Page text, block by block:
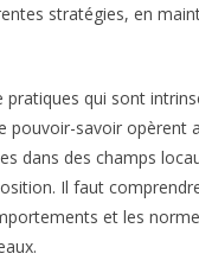
stratégies, en
pratiques qui sont
pouvoir-savoir opèrent
dans des champs
Il faut
et les